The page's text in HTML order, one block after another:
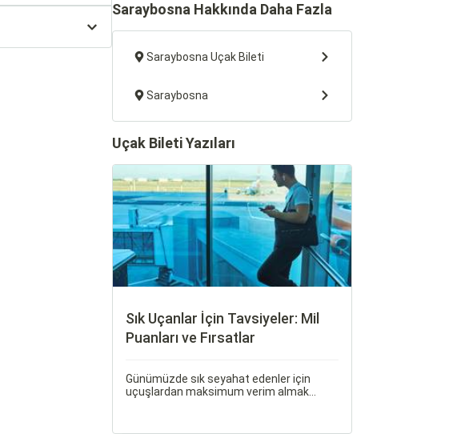
Saraybosna Hakkında Daha Fazla
Saraybosna Uçak Bileti
Saraybosna
Uçak Bileti Yazıları
Sık Uçanlar İçin Tavsiyeler: Mil
Puanları ve Fırsatlar
Günümüzde sık seyahat edenler için
uçuşlardan maksimum verim almak